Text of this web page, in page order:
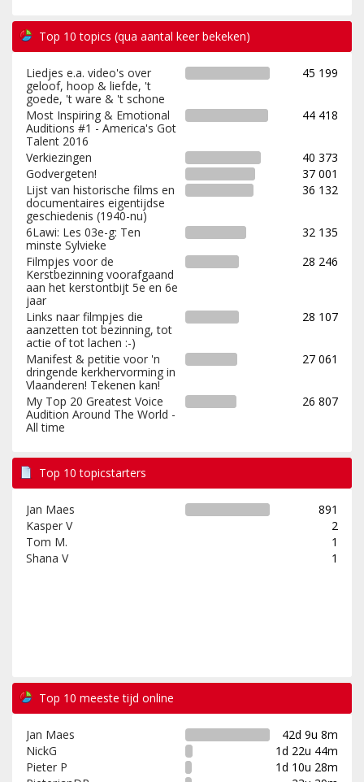
Top 10 topics (qua aantal keer bekeken)
Liedjes e.a. video's over
geloof, hoop & liefde, 't
goede, 't ware & 't schone
45 199
Most Inspiring & Emotional
Auditions #1 - America's Got
Talent 2016
44 418
Verkiezingen
40 373
Godvergeten!
37 001
Lijst van historische films en
documentaires eigentijdse
geschiedenis (1940-nu)
36 132
6Lawi: Les 03e-g: Ten
minste Sylvieke
32 135
Filmpjes voor de
Kerstbezinning voorafgaand
aan het kerstontbijt 5e en 6e
jaar
28 246
Links naar filmpjes die
aanzetten tot bezinning, tot
actie of tot lachen :-)
28 107
Manifest & petitie voor 'n
dringende kerkhervorming in
Vlaanderen! Tekenen kan!
27 061
My Top 20 Greatest Voice
Audition Around The World -
All time
26 807
Top 10 topicstarters
Jan Maes
891
Kasper V
2
Tom M.
1
Shana V
1
Top 10 meeste tijd online
Jan Maes
42d 9u 8m
NickG
1d 22u 44m
Pieter P
1d 10u 28m